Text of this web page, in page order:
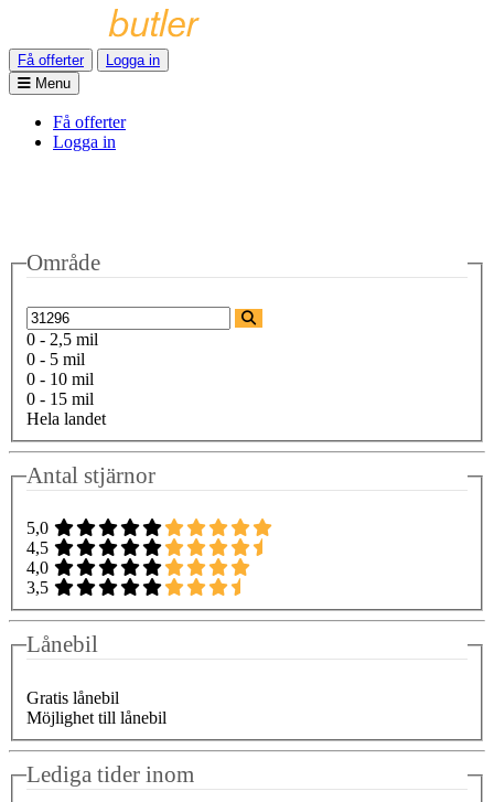
Få offerter
Logga in
Menu
Få offerter
Logga in
Område
0 - 2,5 mil
0 - 5 mil
0 - 10 mil
0 - 15 mil
Hela landet
Antal stjärnor
5,0
4,5
4,0
3,5
Lånebil
Gratis lånebil
Möjlighet till lånebil
Lediga tider inom